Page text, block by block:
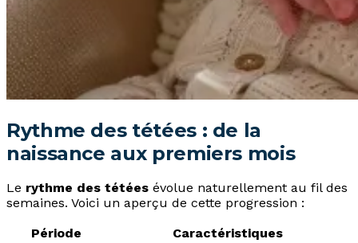
Rythme des tétées : de la
naissance aux premiers mois
Le rythme des tétées évolue naturellement au fil des
semaines. Voici un aperçu de cette progression :
Période
Caractéristiques